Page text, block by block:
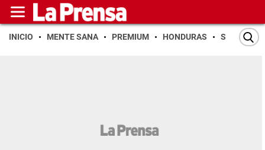
INICIO MENTE SANA PREMIUM HONDURAS SAN PEDRO